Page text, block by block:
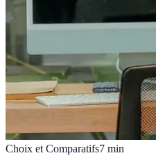
Choix et Comparatifs7 min